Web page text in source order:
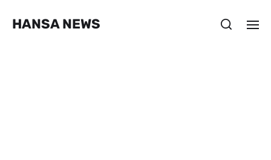
HANSA NEWS